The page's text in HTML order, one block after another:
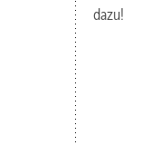
dazu!